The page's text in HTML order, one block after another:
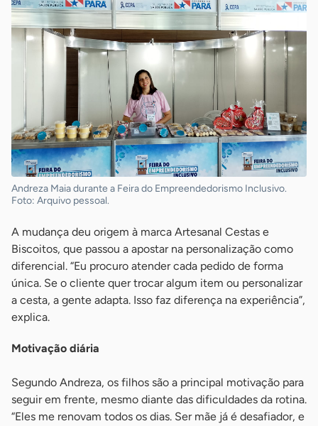
Andreza Maia durante a Feira do Empreendedorismo Inclusivo.
Foto: Arquivo pessoal.
A mudança deu origem à marca Artesanal Cestas e
Biscoitos, que passou a apostar na personalização como
diferencial. “Eu procuro atender cada pedido de forma
única. Se o cliente quer trocar algum item ou personalizar
a cesta, a gente adapta. Isso faz diferença na experiência”,
explica.
Motivação diária
Segundo Andreza, os filhos são a principal motivação para
seguir em frente, mesmo diante das dificuldades da rotina.
“Eles me renovam todos os dias. Ser mãe já é desafiador, e